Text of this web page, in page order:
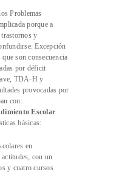
Problemas
porque a
trastornos y
Excepción
son consecuencia
por déficit
TDA-H y
provocadas por
con:
Escolar
básicas:
en
con un
y cuatro cursos